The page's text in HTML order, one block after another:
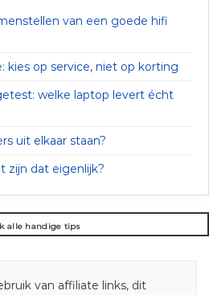
van een goede hifi
kies op service, niet op korting
welke laptop levert écht
uit elkaar staan?
zijn dat eigenlijk?
alle handige tips
van affiliate links, dit